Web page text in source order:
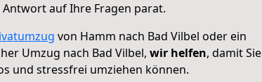
Antwort auf Ihre Fragen parat.
von Hamm nach Bad Vilbel oder ein
Umzug nach Bad Vilbel, wir helfen, damit Sie
und stressfrei umziehen können.